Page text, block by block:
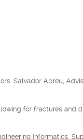
Salvador Abreu,
for fractures and
Informatics,